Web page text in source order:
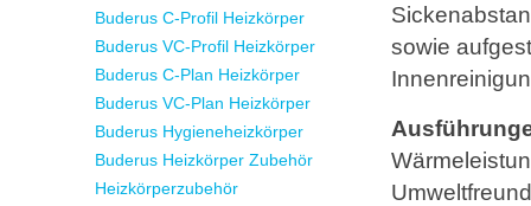
sowie
Buderus C-Profil Heizkörper
Buderus VC-Profil Heizkörper
Buderus C-Plan Heizkörper
Buderus VC-Plan Heizkörper
Buderus Hygieneheizkörper
Buderus Heizkörper Zubehör
Heizkörperzubehör